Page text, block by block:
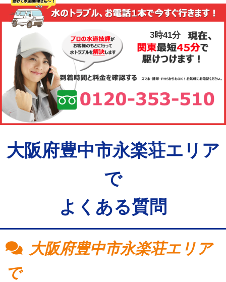
3時41分
大阪府豊中市永楽荘エリア
で
よくある質問
大阪府豊中市永楽荘エリア
で